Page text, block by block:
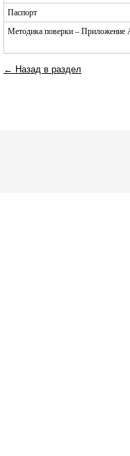
Паспорт
Методика поверки – Приложение
← Назад в раздел